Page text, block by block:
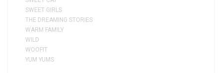
SWEET GIRLS
THE DREAMING STORIES
WARM FAMILY
WILD
WOOFIT
YUM YUMS